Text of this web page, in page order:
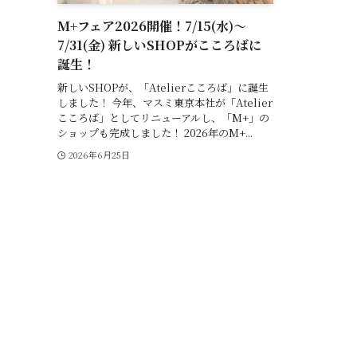
M+フェア2026開催！7/15(水)～
7/31(金) 新しいSHOPがこころばに
誕生！
新しいSHOPが、「Atelierこころば」に誕生
しました！ 今年、マスミ東京本社が「Atelier
こころば」としてリニューアルし、「M+」の
ショップも完成しました！ 2026年のM+...
2026年6月25日